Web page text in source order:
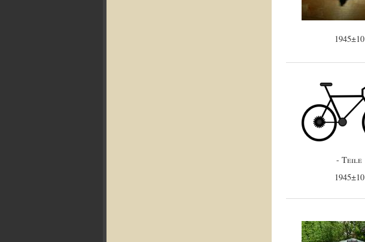
1945±10
- Teile
1945±10